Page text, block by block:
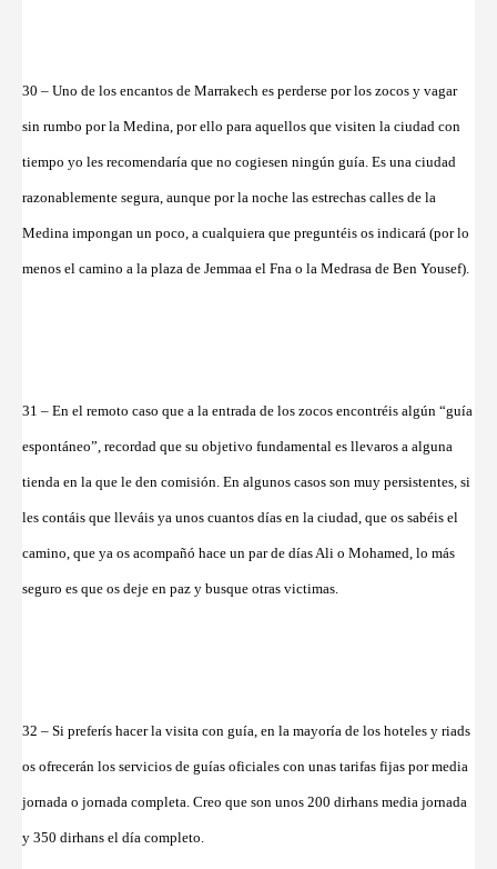
30 – Uno de los encantos de Marrakech es perderse por los zocos y vagar
sin rumbo por la Medina, por ello para aquellos que visiten la ciudad con
tiempo yo les recomendaría que no cogiesen ningún guía. Es una ciudad
razonablemente segura, aunque por la noche las estrechas calles de la
Medina impongan un poco, a cualquiera que preguntéis os indicará (por lo
menos el camino a la plaza de Jemmaa el Fna o la Medrasa de Ben Yousef).
31 – En el remoto caso que a la entrada de los zocos encontréis algún “guía
espontáneo”, recordad que su objetivo fundamental es llevaros a alguna
tienda en la que le den comisión. En algunos casos son muy persistentes, si
les contáis que lleváis ya unos cuantos días en la ciudad, que os sabéis el
camino, que ya os acompañó hace un par de días Ali o Mohamed, lo más
seguro es que os deje en paz y busque otras victimas.
32 – Si preferís hacer la visita con guía, en la mayoría de los hoteles y riads
os ofrecerán los servicios de guías oficiales con unas tarifas fijas por media
jornada o jornada completa. Creo que son unos 200 dirhans media jornada
y 350 dirhans el día completo.